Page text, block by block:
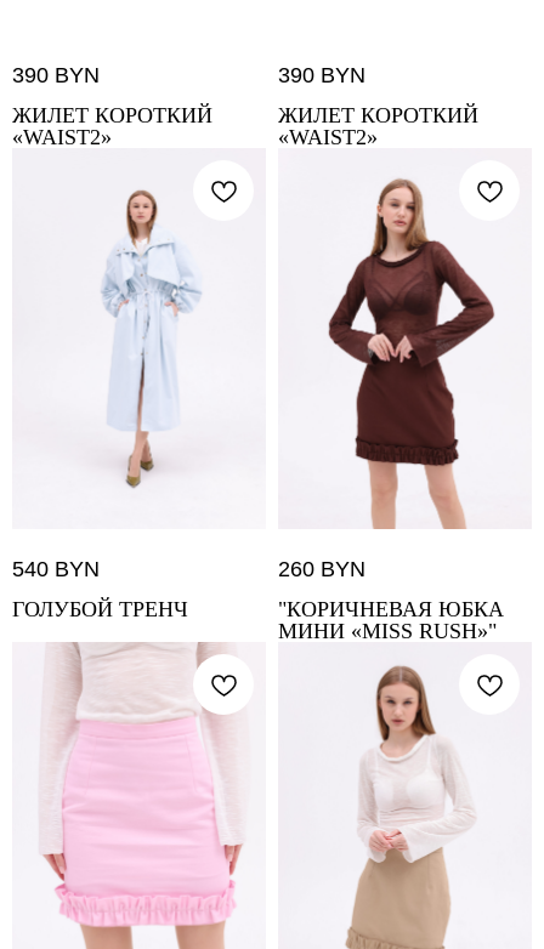
390 BYN
ЖИЛЕТ КОРОТКИЙ
«WAIST2»
390 BYN
ЖИЛЕТ КОРОТКИЙ
«WAIST2»
540 BYN
ГОЛУБОЙ ТРЕНЧ
260 BYN
"КОРИЧНЕВАЯ ЮБКА
МИНИ «MISS RUSH»"